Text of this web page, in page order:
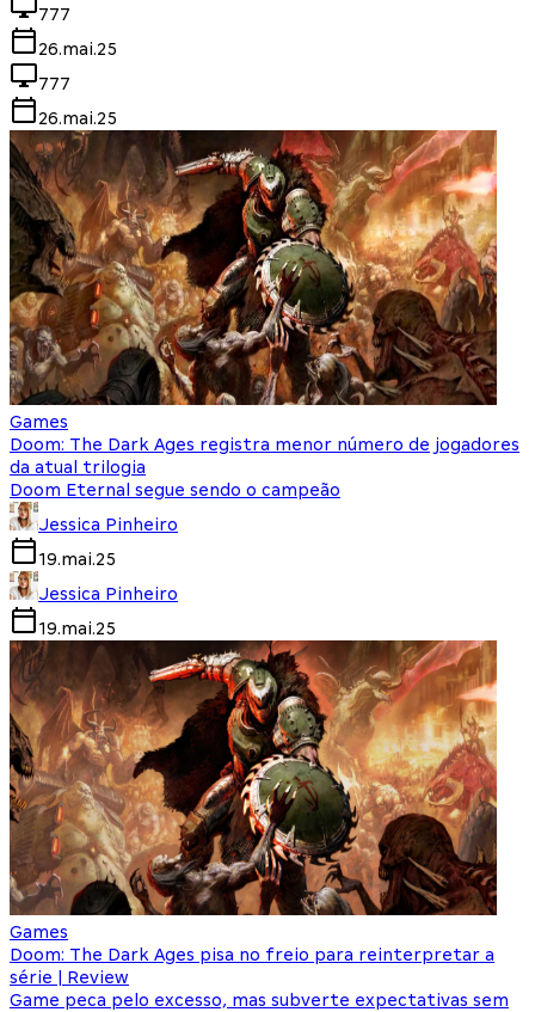
777
26.mai.25
777
26.mai.25
Games
Doom: The Dark Ages registra menor número de jogadores
da atual trilogia
Doom Eternal segue sendo o campeão
Jessica Pinheiro
19.mai.25
Jessica Pinheiro
19.mai.25
Games
Doom: The Dark Ages pisa no freio para reinterpretar a
série | Review
Game peca pelo excesso, mas subverte expectativas sem